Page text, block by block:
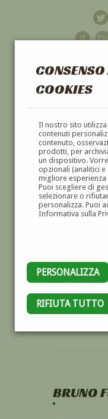
COOKIES
Il nostro sito
contenuti
contenuto,
prodotti, per
un dispositivo.
opzionali (analitici
migliore
Puoi scegliere di
selezionare o
personalizza. Puoi
Informativa sulla
PERSONALIZZA
RIFIUTA TUTTO
DIPINTI
BRUNO